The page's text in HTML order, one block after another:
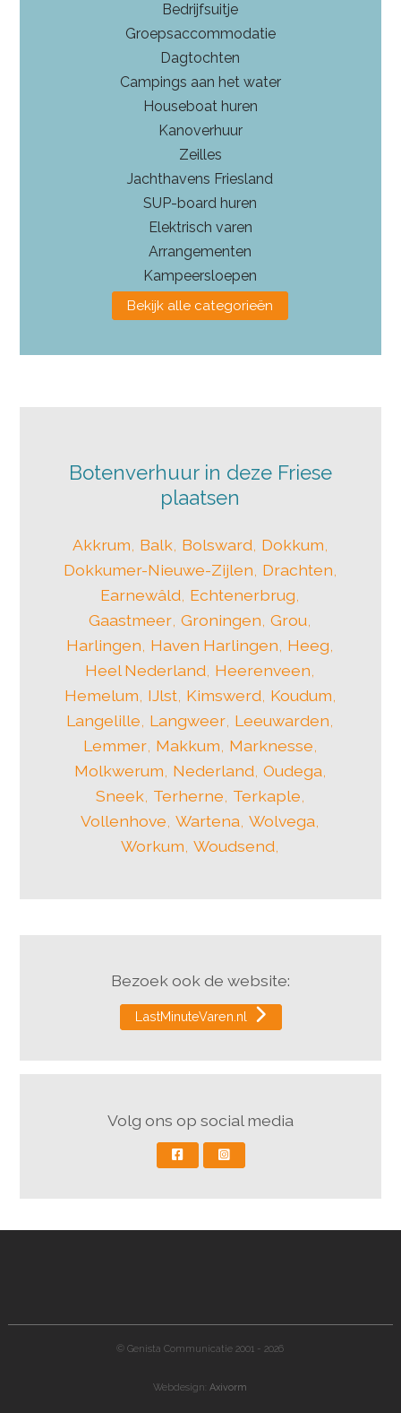
Bedrijfsuitje
Groepsaccommodatie
Dagtochten
Campings aan het water
Houseboat huren
Kanoverhuur
Zeilles
Jachthavens Friesland
SUP-board huren
Elektrisch varen
Arrangementen
Kampeersloepen
Bekijk alle categorieën
Botenverhuur in deze Friese
plaatsen
Akkrum, Balk, Bolsward, Dokkum,
Dokkumer-Nieuwe-Zijlen, Drachten,
Earnewâld, Echtenerbrug,
Gaastmeer,Groningen,Grou,
Harlingen, Haven Harlingen, Heeg,
Heel Nederland, Heerenveen,
Hemelum, IJlst, Kimswerd, Koudum,
Langelille, Langweer, Leeuwarden,
Lemmer, Makkum, Marknesse,
Molkwerum, Nederland, Oudega,
Sneek, Terherne, Terkaple,
Vollenhove,Wartena,Wolvega,
Workum,Woudsend,
Bezoek ook de website:
LastMinuteVaren.nl
Volg ons op social media
© Genista Communicatie 2001 - 2026
Webdesign:Axivorm